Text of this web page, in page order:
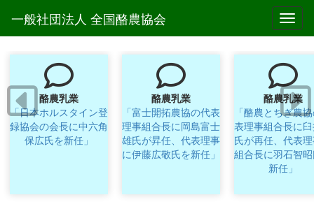
一般社団法人 全国酪農協会
酪農乳業
「日本ホルスタイン登
録協会の会長に中六角
保広氏を新任」
酪農乳業
「富士開拓農協の代表
理事組合長に岡島富士
雄氏が昇任、代表理事
に伊藤広敬氏を新任」
酪農乳業
「酪農とちぎ農
表理事組合長に
氏が再任、代表
組合長に羽石智
新任」